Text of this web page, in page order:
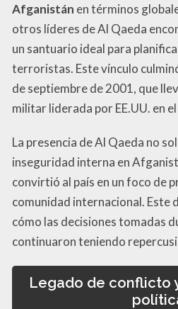
Afganistán en términos
otros líderes de Al Qaeda
un santuario ideal para
terroristas. Este vínculo
de septiembre de 2001, que
militar liderada por EE.UU. en el
La presencia de Al Qaeda no
inseguridad interna en
convirtió al país en un foco de
comunidad internacional. Este
cómo las decisiones tomadas
continuaron teniendo
Legado de conflicto